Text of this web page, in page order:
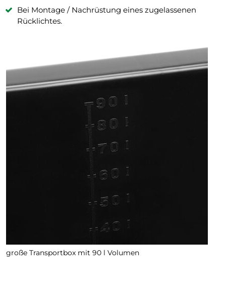
Bei Montage / Nachrüstung eines zugelassenen
Rücklichtes.
große Transportbox mit 90 l Volumen